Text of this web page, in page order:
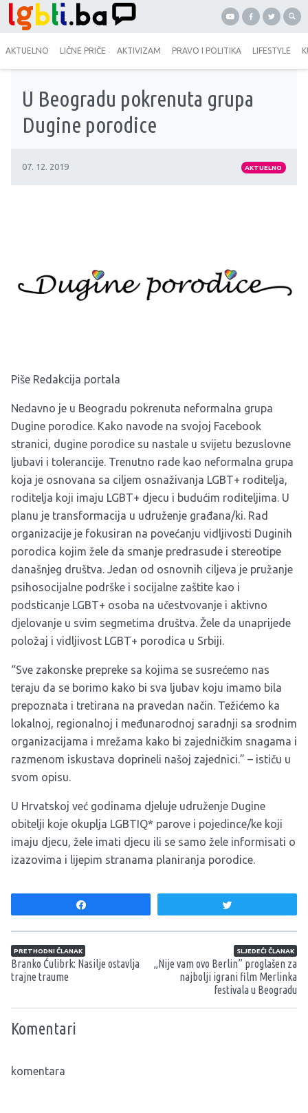
AKTUELNO LIČNE PRIČE AKTIVIZAM PRAVO I POLITIKA LIFESTYLE
U Beogradu pokrenuta grupa
Dugine porodice
07. 12. 2019 AKTUELNO
Piše Redakcija portala
Nedavno je u Beogradu pokrenuta neformalna grupa
Dugine porodice . Kako navode na svojoj Facebook
stranici, dugine porodice su nastale u svijetu bezuslovne
ljubavi i tolerancije. Trenutno rade kao neformalna grupa
koja je osnovana sa ciljem osnaživanja LGBT+ roditelja,
roditelja koji imaju LGBT+ djecu i budućim roditeljima. U
planu je transformacija u udruženje građana/ki. Rad
organizacije je fokusiran na povećanju vidljivosti Duginih
porodica kojim žele da smanje predrasude i stereotipe
današnjeg društva. Jedan od osnovnih ciljeva je pružanje
psihosocijalne podrške i socijalne zaštite kao i
podsticanje LGBT+ osoba na učestvovanje i aktivno
djelovanje u svim segmetima društva. Žele da unaprijede
položaj i vidljivost LGBT+ porodica u Srbiji.
“Sve zakonske prepreke sa kojima se susrećemo nas
teraju da se borimo kako bi sva ljubav koju imamo bila
prepoznata i tretirana na pravedan način. Težićemo ka
lokalnoj, regionalnoj i međunarodnoj saradnji sa srodnim
organizacijama i mrežama kako bi zajedničkim snagama i
razmenom iskustava doprineli našoj zajednici.” – ističu u
svom opisu.
U Hrvatskoj već godinama djeluje udruženje Dugine
obitelji koje okuplja LGBTIQ* parove i pojedince/ke koji
imaju djecu, žele imati djecu ili se samo žele informisati o
izazovima i lijepim stranama planiranja porodice.
Navigacija članaka
PRETHODNI ČLANAK
Branko Ćulibrk: Nasilje ostavlja
trajne traume
SLJEDEĆI ČLANAK
„Nije vam ovo Berlin” proglašen za
najbolji igrani film Merlinka
festivala u Beogradu
Komentari
komentara